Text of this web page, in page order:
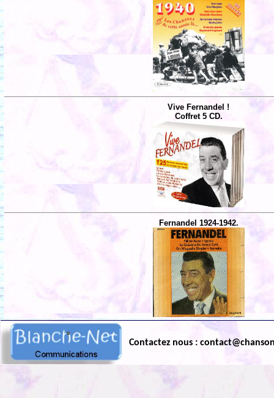
Vive Fernandel !
Coffret 5 CD.
Fernandel 1924-1942.
Contactez nous :